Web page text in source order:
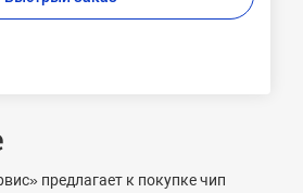
предлагает к покупке чип